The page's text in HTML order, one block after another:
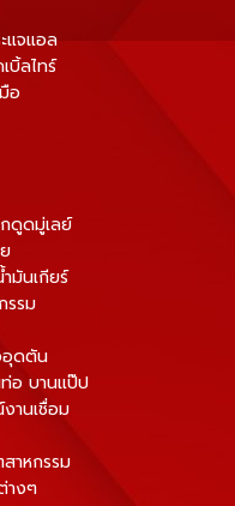
แจแอล
บิ้ลไทร์
อ
กดูดมู่เลย์
มันเกียร์
รม
อุดตัน
อ บานแป๊ป
านเชื่อม
าหกรรม
างๆ